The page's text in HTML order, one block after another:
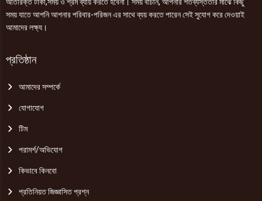
সময় যাতে আপনি আপনার পরিবার-পরিজন এর সাথে ব্যয় করতে পারেন সেই সুযোগ করে দেওয়াই
আমাদের লক্ষ্য।
প্রতিষ্ঠান
আমাদের সম্পর্কে
যোগাযোগ
টিম
পরামর্শ/অভিযোগ
কিভাবে কিনবো
প্রতিনিয়ত জিজ্ঞাসিত প্রশ্ন